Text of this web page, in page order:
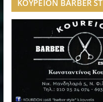
ΚΟΥΡΕΙΟΝ BARBER